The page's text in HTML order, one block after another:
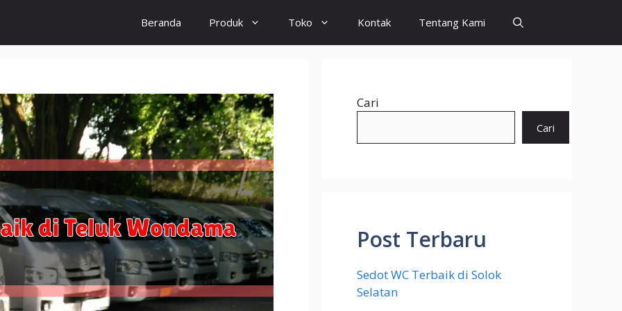
Beranda Produk Toko Kontak Tentang Kami
Cari
Cari
Post Terbaru
Sedot WC Terbaik di Solok
Selatan